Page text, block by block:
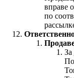
вправе
по
За